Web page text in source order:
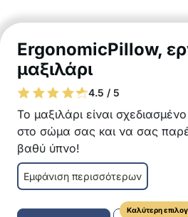
ErgonomicPillow,
μαξιλάρι
4.5 / 5
Το μαξιλάρι είναι
στο σώμα σας και να σας
βαθύ ύπνο!
Βοηθά στη μείωση της
την πλάτη και τους ώμους
Εμφάνιση περισσότερων
Καλύτερη